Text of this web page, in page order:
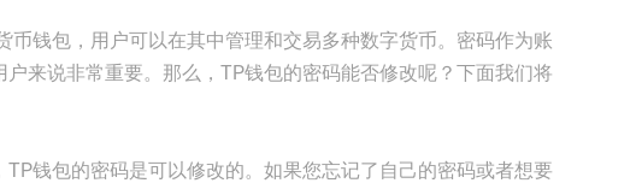
币钱包，用户可以在其中管理和交易多种数字货币。密码作为账
户来说非常重要。那么，TP钱包的密码能否修改呢？下面我们将
钱包的密码是可以修改的。如果您忘记了自己的密码或者想要